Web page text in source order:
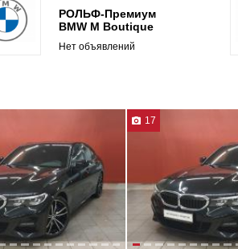
РОЛЬФ-Премиум
BMW M Boutique
Нет объявлений
17